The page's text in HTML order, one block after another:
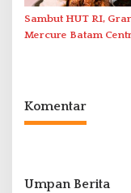
Sambut HUT RI,
Mercure Batam
Komentar
Umpan Berita